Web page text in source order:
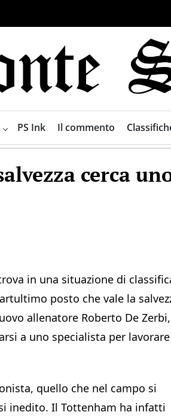
PS Ink Il commento
cerca
in una situazione di
posto che vale la
allenatore Roberto De Zerbi,
a uno specialista per lavorare
quello che nel campo si
inedito. Il Tottenham ha infatti